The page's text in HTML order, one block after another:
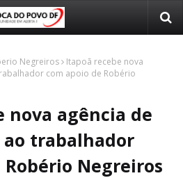
Negreiros
Itapoã recebe nova
com apoio de Robério
nova agência de
trabalhador
Negreiros